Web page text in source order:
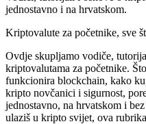
jednostavno i na hrvatskom.
Kriptovalute za početnike, sve
Ovdje skupljamo vodiče,
kriptovalutama za početnike.
funkcionira blockchain, kako
kripto novčanici i sigurnost,
jednostavno, na hrvatskom i
ulaziš u kripto svijet, ova